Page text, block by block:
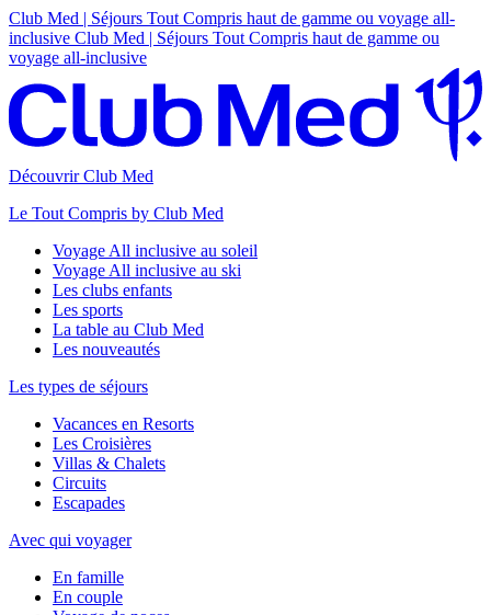
Club Med | Séjours Tout Compris haut de gamme ou voyage all-
inclusive Club Med | Séjours Tout Compris haut de gamme ou
voyage all-inclusive
Découvrir Club Med
Le Tout Compris by Club Med
Voyage All inclusive au soleil
Voyage All inclusive au ski
Les clubs enfants
Les sports
La table au Club Med
Les nouveautés
Les types de séjours
Vacances en Resorts
Les Croisières
Villas & Chalets
Circuits
Escapades
Avec qui voyager
En famille
En couple